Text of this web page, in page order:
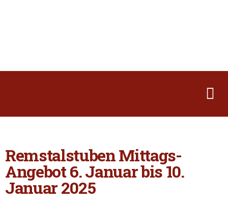
Remstalstuben Mittags-
Angebot 6. Januar bis 10.
Januar 2025